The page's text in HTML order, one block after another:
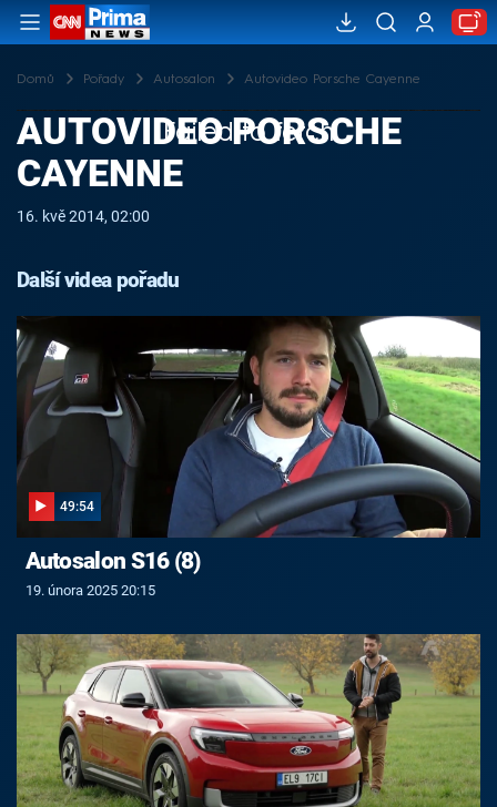
Domů Pořady Autosalon Autovideo Porsche Cayenne
Failed to fetch
AUTOVIDEO PORSCHE
CAYENNE
16. kvě 2014, 02:00
Další videa pořadu
49:54
Autosalon S16 (8)
19. února 2025 20:15